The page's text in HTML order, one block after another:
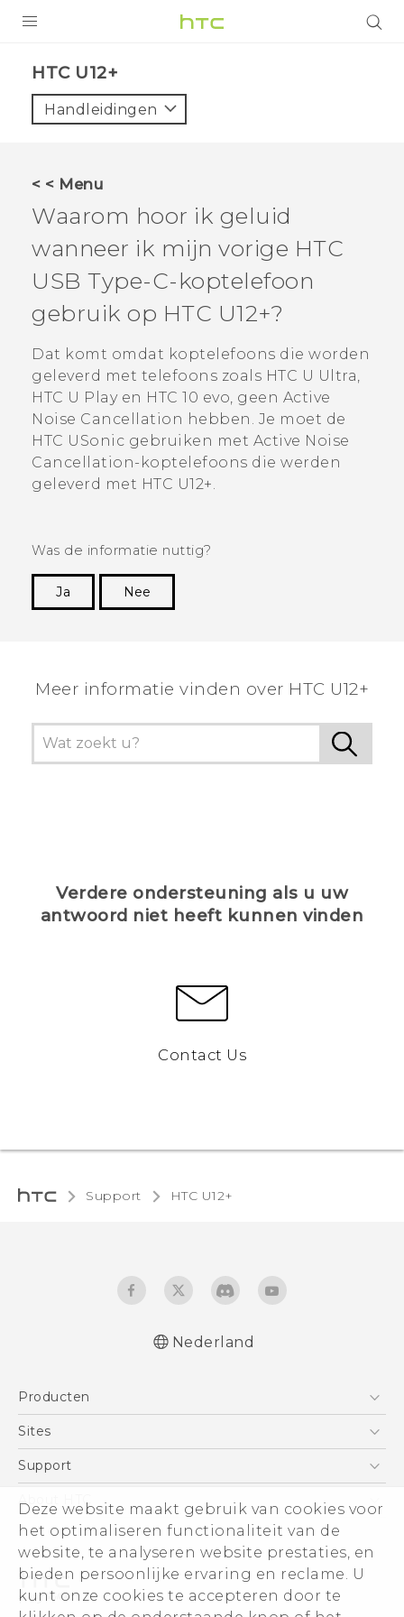
Deze website maakt gebruik van cookies voor
het optimaliseren functionaliteit van de
website, te analyseren website prestaties, en
bieden persoonlijke ervaring en reclame. U
kunt onze cookies te accepteren door te
VIVE
AANBIEDINGEN
HTC Club
SUPPORT
HTC-apparaten & -accessoires
VIVERSE
Aanmelden
HTC U12+‎
Handleidingen
< < Menu
Waarom hoor ik geluid
wanneer ik mijn vorige HTC
USB Type-C-koptelefoon
gebruik op HTC U12+‍?
Dat komt omdat koptelefoons die worden
geleverd met telefoons zoals HTC U Ultra,
HTC U Play en HTC 10 evo, geen Active
Noise Cancellation hebben. Je moet de
HTC USonic gebruiken met Active Noise
Cancellation-koptelefoons die werden
geleverd met HTC U12+‍.
Was de informatie nuttig?
Ja
Nee
Meer informatie vinden over HTC U12+
Verdere ondersteuning als u uw
antwoord niet heeft kunnen vinden
Contact Us
Support HTC U12+‎
Nederlands - Gids voor veiligheid en
Deutsch - Benutzerhandbuch
Deutsch - Informationen zur Sicherheit und
English - User manual
Safety and regulatory guide
Nederland
Producten
Telefoons
Vive
Accessoires
Sites
HTC Vive
Aan de slag
Support
Support voor eCommerce
About HTC
ESG
Informatie over het bedrijf
Voor beleggers (engels)